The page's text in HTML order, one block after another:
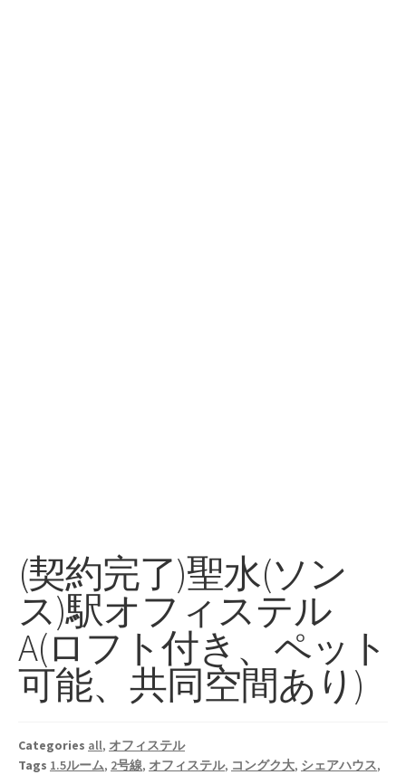
(契約完了)聖水(ソン
ス)駅オフィステル
A(ロフト付き、ペット
可能、共同空間あり)
Categories all, オフィステル
Tags 1.5ルーム, 2号線, オフィステル, コングク大, シェアハウス,